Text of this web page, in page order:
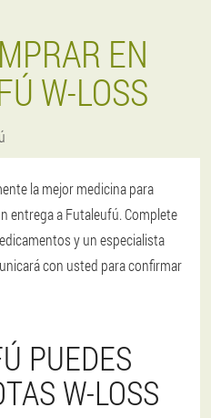
EN
W-LOSS
la mejor medicina para
entrega a Futaleufú. Complete
y un especialista
con usted para confirmar
PUEDES
W-LOSS